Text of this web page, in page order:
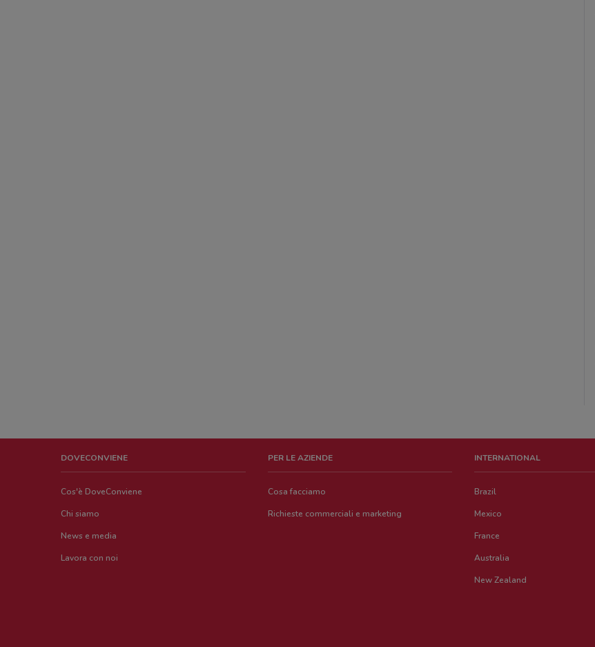
DOVECONVIENE
Cos'è DoveConviene
Chi siamo
News e media
Lavora con noi
PER LE AZIENDE
Cosa facciamo
Richieste commerciali e marketing
INTERNATIONAL
Brazil
Mexico
France
Australia
New Zealand